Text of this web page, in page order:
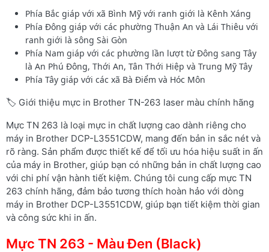
Phía Bắc giáp với xã Bình Mỹ với ranh giới là Kênh Xáng
Phía Đông giáp với các phường Thuận An và Lái Thiêu với
ranh giới là sông Sài Gòn
Phía Nam giáp với các phường lần lượt từ Đông sang Tây
là An Phú Đông, Thới An, Tân Thới Hiệp và Trung Mỹ Tây
Phía Tây giáp với các xã Bà Điểm và Hóc Môn
🏷️ Giới thiệu mực in Brother TN-263 laser màu chính hãng
Mực TN 263 là loại mực in chất lượng cao dành riêng cho
máy in Brother DCP-L3551CDW, mang đến bản in sắc nét và
rõ ràng. Sản phẩm được thiết kế để tối ưu hóa hiệu suất in ấn
của máy in Brother, giúp bạn có những bản in chất lượng cao
với chi phí vận hành tiết kiệm. Chúng tôi cung cấp mực TN
263 chính hãng, đảm bảo tương thích hoàn hảo với dòng
máy in Brother DCP-L3551CDW, giúp bạn tiết kiệm thời gian
và công sức khi in ấn.
Mực TN 263 - Màu Đen (Black)